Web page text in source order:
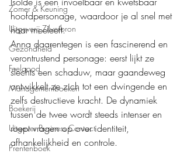
Zomer & Keuning
Uitgeverij Zilverbron
Gezondheid
Feelgood
Managementboeken
Boekerij
Uitgever Business Contact
Prentenboek
hoofdpersonage, waardoor je al snel met
haar meeleeft.
Anna daarentegen is een fascinerend en
verontrustend personage: eerst lijkt ze
slechts een schaduw, maar gaandeweg
ontwikkelt ze zich tot een dwingende en
zelfs destructieve kracht. De dynamiek
tussen de twee wordt steeds intenser en
roept vragen op over identiteit,
afhankelijkheid en controle.